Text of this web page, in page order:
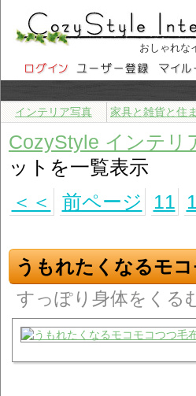
おしゃれな
インテリア写真 家具と雑貨と住
CozyStyle インテリ
ットを一覧表示
＜＜
前ページ 11
うもれたくなるモ
すっぽり身体をくる